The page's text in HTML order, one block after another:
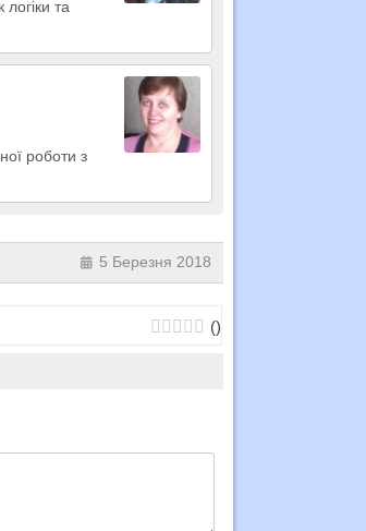
та
роботи з
5 Березня 2018
()